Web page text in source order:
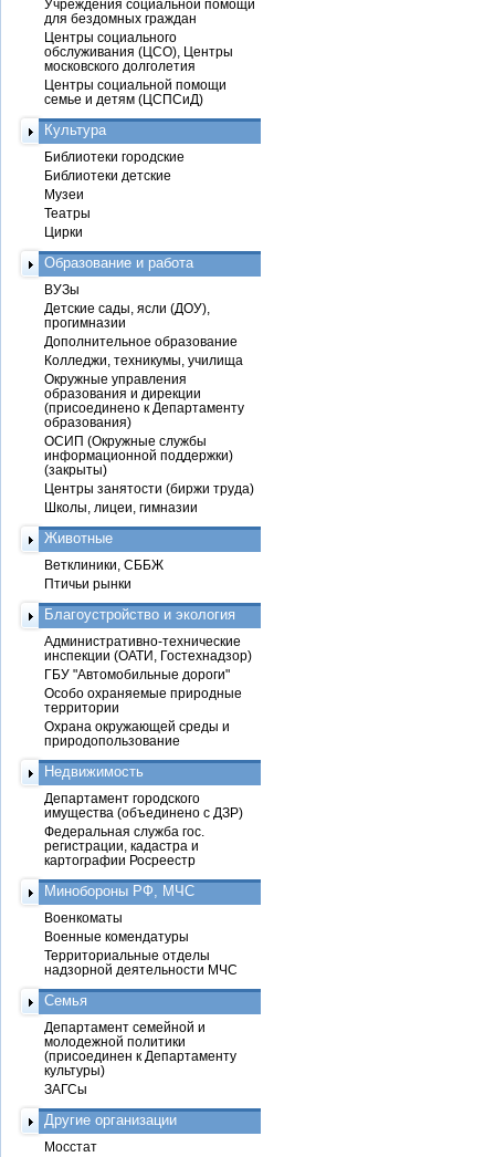
Учреждения социальной помощи
для бездомных граждан
Центры социального
обслуживания (ЦСО), Центры
московского долголетия
Центры социальной помощи
семье и детям (ЦСПСиД)
Культура
Библиотеки городские
Библиотеки детские
Музеи
Театры
Цирки
Образование и работа
ВУЗы
Детские сады, ясли (ДОУ),
прогимназии
Дополнительное образование
Колледжи, техникумы, училища
Окружные управления
образования и дирекции
(присоединено к Департаменту
образования)
ОСИП (Окружные службы
информационной поддержки)
(закрыты)
Центры занятости (биржи труда)
Школы, лицеи, гимназии
Животные
Ветклиники, СББЖ
Птичьи рынки
Благоустройство и экология
Административно-технические
инспекции (ОАТИ, Гостехнадзор)
ГБУ "Автомобильные дороги"
Особо охраняемые природные
территории
Охрана окружающей среды и
природопользование
Недвижимость
Департамент городского
имущества (объединено с ДЗР)
Федеральная служба гос.
регистрации, кадастра и
картографии Росреестр
Минобороны РФ, МЧС
Военкоматы
Военные комендатуры
Территориальные отделы
надзорной деятельности МЧС
Семья
Департамент семейной и
молодежной политики
(присоединен к Департаменту
культуры)
ЗАГСы
Другие организации
Мосстат